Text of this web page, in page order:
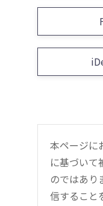
本ページに
に基づいて
のではあり
信すること